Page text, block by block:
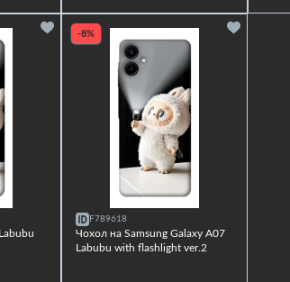
-8%
F789618
Чохол на Samsung Galaxy A07
Labubu with flashlight ver.2